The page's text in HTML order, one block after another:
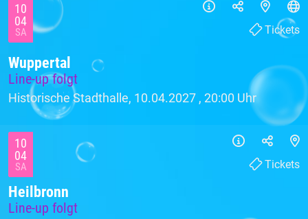
10
04
SA
Wuppertal
Line-up folgt
Historische Stadthalle, 10.04.2027 , 20:00 Uhr
Tickets
10
04
SA
Heilbronn
Line-up folgt
Tickets